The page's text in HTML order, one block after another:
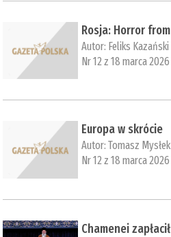
Rosja: Horror
Autor: Feliks Kazański
Nr 12 z 18 marca 2026
Europa w skrócie
Autor:Tomasz Mysłek
Nr 12 z 18 marca 2026
Chamenei